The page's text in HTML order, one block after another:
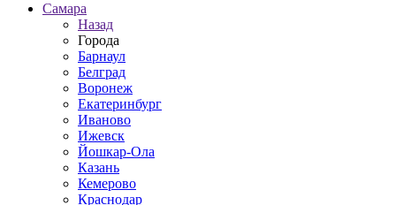
Самара
Назад
Города
Барнаул
Белград
Воронеж
Екатеринбург
Иваново
Ижевск
Йошкар-Ола
Казань
Кемерово
Краснодар